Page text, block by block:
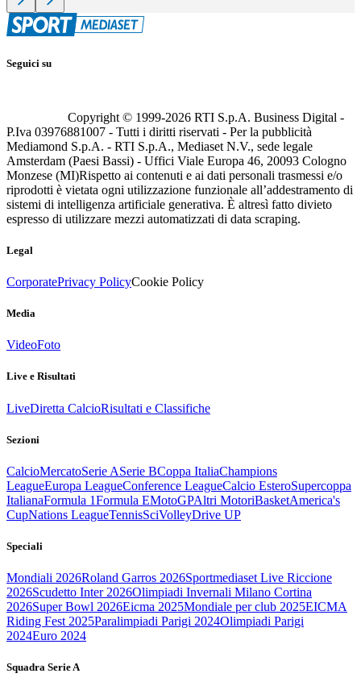
Seguici su
Copyright © 1999-2026 RTI S.p.A. Business Digital -
P.Iva 03976881007 - Tutti i diritti riservati - Per la pubblicità
Mediamond S.p.A. - RTI S.p.A., Mediaset N.V., sede legale
Amsterdam (Paesi Bassi) - Uffici Viale Europa 46, 20093 Cologno
Monzese (MI)Rispetto ai contenuti e ai dati personali trasmessi e/o
riprodotti è vietata ogni utilizzazione funzionale all’addestramento di
sistemi di intelligenza artificiale generativa. È altresì fatto divieto
espresso di utilizzare mezzi automatizzati di data scraping.
Legal
CorporatePrivacy PolicyCookie Policy
Media
VideoFoto
Live e Risultati
LiveDiretta CalcioRisultati e Classifiche
Sezioni
CalcioMercatoSerie ASerie BCoppa ItaliaChampions
LeagueEuropa LeagueConference LeagueCalcio EsteroSupercoppa
ItalianaFormula 1Formula EMotoGPAltri MotoriBasketAmerica's
CupNations LeagueTennisSciVolleyDrive UP
Speciali
Mondiali 2026Roland Garros 2026Sportmediaset Live Riccione
2026Scudetto Inter 2026Olimpiadi Invernali Milano Cortina
2026Super Bowl 2026Eicma 2025Mondiale per club 2025EICMA
Riding Fest 2025Paralimpiadi Parigi 2024Olimpiadi Parigi
2024Euro 2024
Squadra Serie A